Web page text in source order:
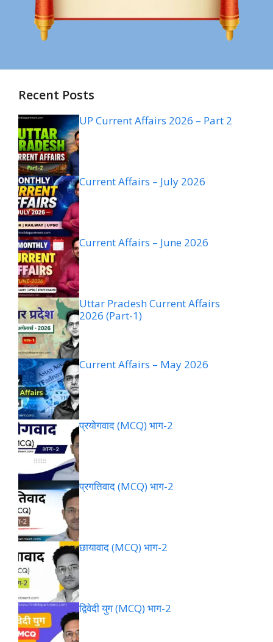
Recent Posts
UP Current Affairs 2026 – Part 2
Current Affairs – July 2026
Current Affairs – June 2026
Uttar Pradesh Current Affairs
2026 (Part-1)
Current Affairs – May 2026
प्रयोगवाद (MCQ) भाग-2
प्रगतिवाद (MCQ) भाग-2
छायावाद (MCQ) भाग-2
द्विवेदी युग (MCQ) भाग-2